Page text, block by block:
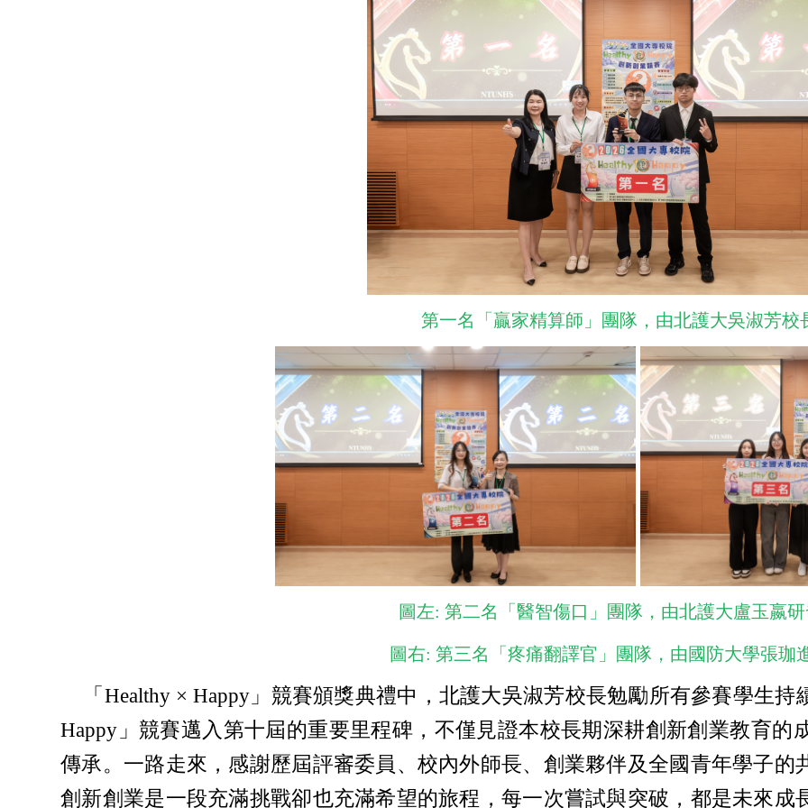
第一名「贏家精算師」團隊，由北護大吳淑芳校
圖左: 第二名「醫智傷口」團隊，由北護大盧玉嬴
圖右: 第三名「疼痛翻譯官」團隊，由國防大學張珈
「Healthy × Happy」競賽頒獎典禮中，北護大吳淑芳校長勉勵所有參賽學生持
Happy」競賽邁入第十屆的重要里程碑，不僅見證本校長期深耕創新創業教育
傳承。一路走來，感謝歷屆評審委員、校內外師長、創業夥伴及全國青年學子
創新創業是一段充滿挑戰卻也充滿希望的旅程，每一次嘗試與突破，都是未來